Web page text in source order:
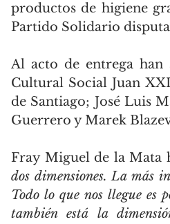
productos de higiene
Partido Solidario
Al acto de entrega
Cultural Social Juan
de Santiago; José Luis
Guerrero y Marek
Fray Miguel de la Mata
dos dimensiones. La más
Todo lo que nos llegue es
también está la